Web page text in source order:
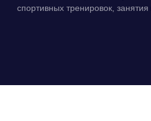
спортивных тренировок,